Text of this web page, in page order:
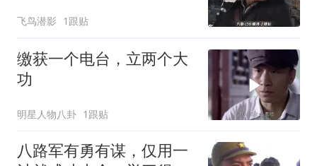
飞鸟潜影 1跟贴
缴获一个电台，立两个大
功
明星人物八卦 1跟贴
八路军有勇有谋，仅用一